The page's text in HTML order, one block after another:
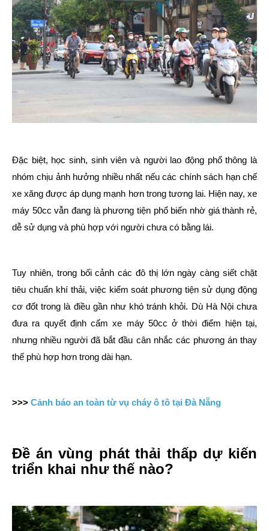
Đặc biệt, học sinh, sinh viên và người lao động phổ thông là
nhóm chịu ảnh hưởng nhiều nhất nếu các chính sách hạn chế
xe xăng được áp dụng mạnh hơn trong tương lai. Hiện nay, xe
máy 50cc vẫn đang là phương tiện phổ biến nhờ giá thành rẻ,
dễ sử dụng và phù hợp với người chưa có bằng lái.
Tuy nhiên, trong bối cảnh các đô thị lớn ngày càng siết chặt
tiêu chuẩn khí thải, việc kiểm soát phương tiện sử dụng động
cơ đốt trong là điều gần như khó tránh khỏi. Dù Hà Nội chưa
đưa ra quyết định cấm xe máy 50cc ở thời điểm hiện tại,
nhưng nhiều người đã bắt đầu cân nhắc các phương án thay
thế phù hợp hơn trong dài hạn.
>>> Cảnh báo an toàn từ vụ cháy ô tô tại Đà Nẵng
Đề án vùng phát thải thấp dự kiến
triển khai như thế nào?